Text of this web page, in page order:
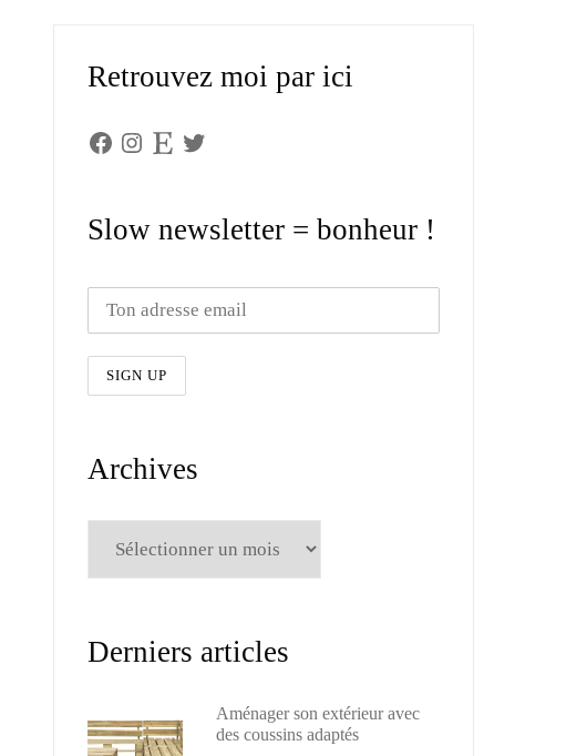
Retrouvez moi par ici
Facebook
Instagram
Etsy Twitter
Slow newsletter = bonheur !
Archives
Derniers articles
Aménager son extérieur avec
des coussins adaptés